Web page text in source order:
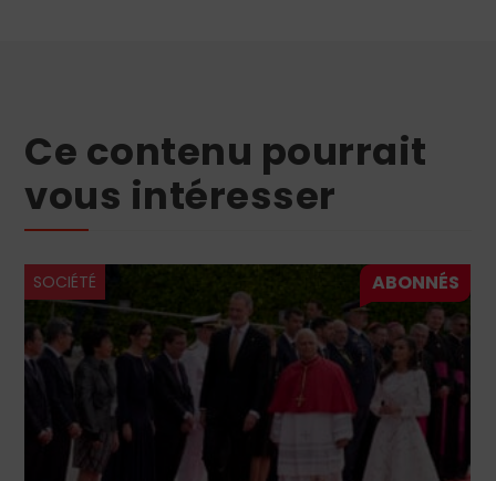
Ce contenu pourrait
vous intéresser
SOCIÉTÉ